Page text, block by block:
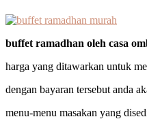
buffet ramadhan oleh casa
harga yang ditawarkan untuk
dengan bayaran tersebut anda
menu-menu masakan yang